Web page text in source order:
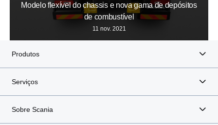
Modelo flexível do chassis e nova gama de depósitos
de combustível
11 nov. 2021
Produtos
Serviços
Sobre Scania